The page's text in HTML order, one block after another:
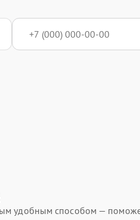
удобным способом —